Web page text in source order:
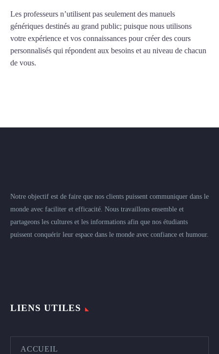
Les professeurs n’utilisent pas seulement des manuels
génériques destinés au grand public; puisque nous utilisons
votre expérience et vos connaissances pour créer des cours
personnalisés qui répondent aux besoins et au niveau de chacun
de vous.
Notre objectif est de faire que nos clients puissent communiquer dans le
monde avec faciliter et efficacité. Nous travaillons ensemble et
partageons les cultures et les informations afin que nos étudiants
puissent conquérir leur espace dans le monde avec confiance et humour.
LIENS UTILES
ACCUEIL